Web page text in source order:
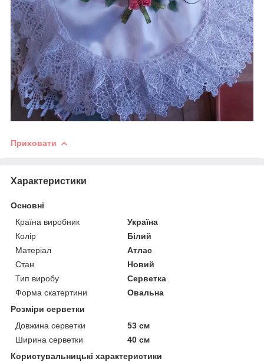
Приховати
Характеристики
Основні
Країна виробник
Україна
Колір
Білий
Матеріал
Атлас
Стан
Новий
Тип виробу
Серветка
Форма скатертини
Овальна
Розміри серветки
Довжина серветки
53 см
Ширина серветки
40 см
Користувальницькі характеристики